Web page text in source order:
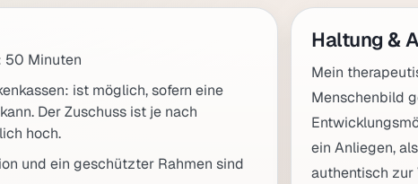
50 Minuten
ist möglich, sofern eine
Der Zuschuss ist je nach
hoch.
und ein geschützter Rahmen sind
Haltung &
Mein
Menschenbild
ein Anliegen,
authentisch zur